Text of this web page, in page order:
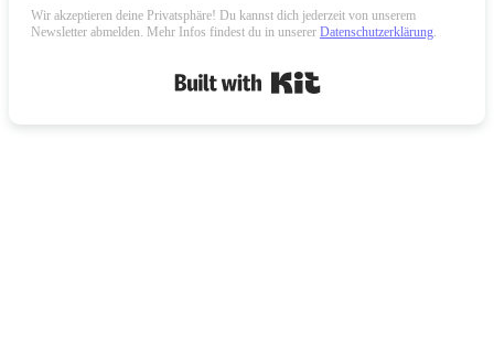
Wir akzeptieren deine Privatsphäre! Du kannst dich jederzeit von unserem
Newsletter abmelden. Mehr Infos findest du in unserer Datenschutzerklärung.